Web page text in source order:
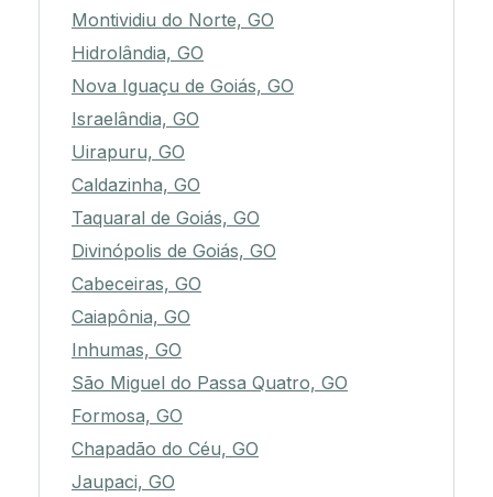
Montividiu do Norte, GO
Hidrolândia, GO
Nova Iguaçu de Goiás, GO
Israelândia, GO
Uirapuru, GO
Caldazinha, GO
Taquaral de Goiás, GO
Divinópolis de Goiás, GO
Cabeceiras, GO
Caiapônia, GO
Inhumas, GO
São Miguel do Passa Quatro, GO
Formosa, GO
Chapadão do Céu, GO
Jaupaci, GO